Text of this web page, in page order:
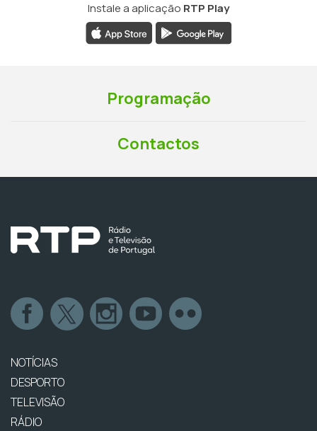
Instale a aplicação RTP Play
Programação
Contactos
NOTÍCIAS
DESPORTO
TELEVISÃO
RÁDIO